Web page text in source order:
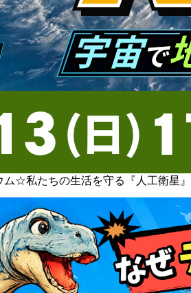
☆私たちの生活を守る『人工衛星』